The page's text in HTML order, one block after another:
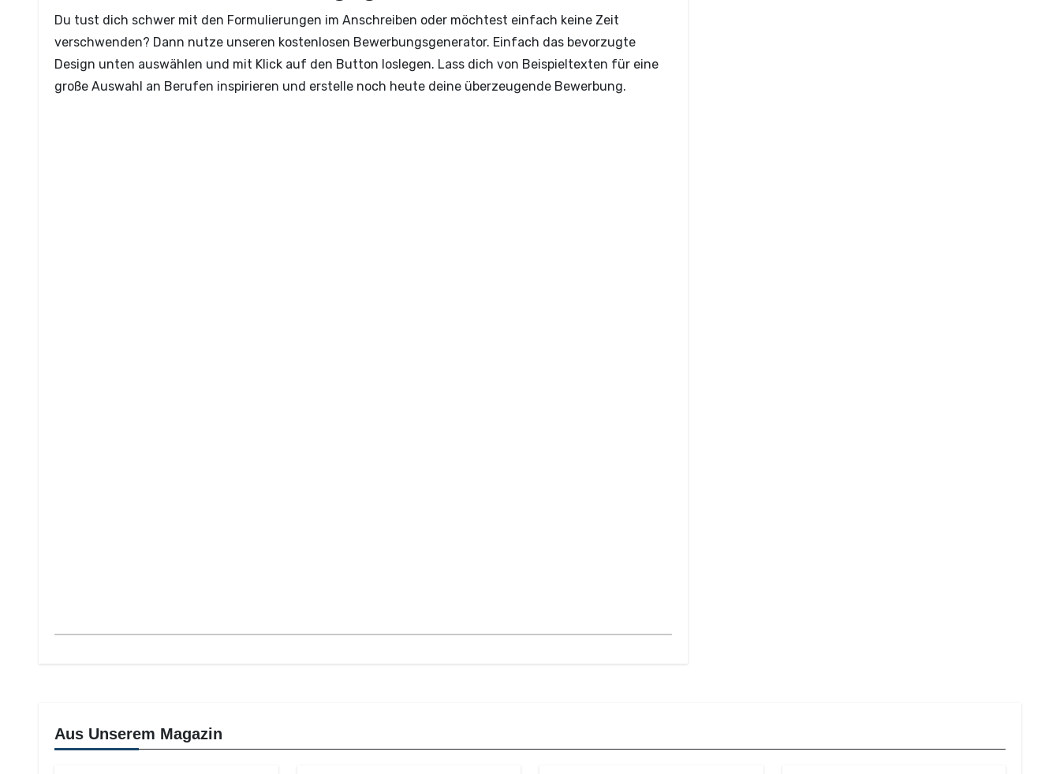
Du tust dich schwer mit den Formulierungen im Anschreiben oder möchtest einfach keine Zeit
verschwenden? Dann nutze unseren kostenlosen Bewerbungsgenerator. Einfach das bevorzugte
Design unten auswählen und mit Klick auf den Button loslegen. Lass dich von Beispieltexten für eine
große Auswahl an Berufen inspirieren und erstelle noch heute deine überzeugende Bewerbung.
Aus Unserem Magazin